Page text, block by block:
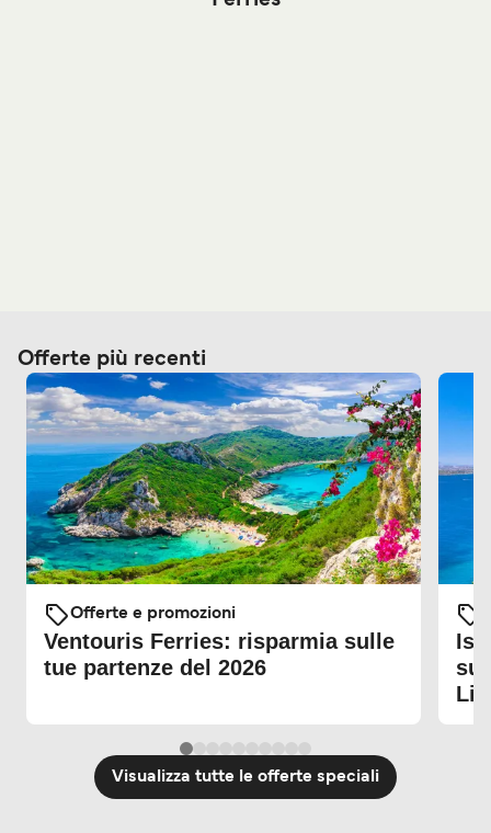
Offerte più recenti
Offerte e promozioni
Ventouris Ferries: risparmia sulle
tue partenze del 2026
Visualizza tutte le offerte speciali